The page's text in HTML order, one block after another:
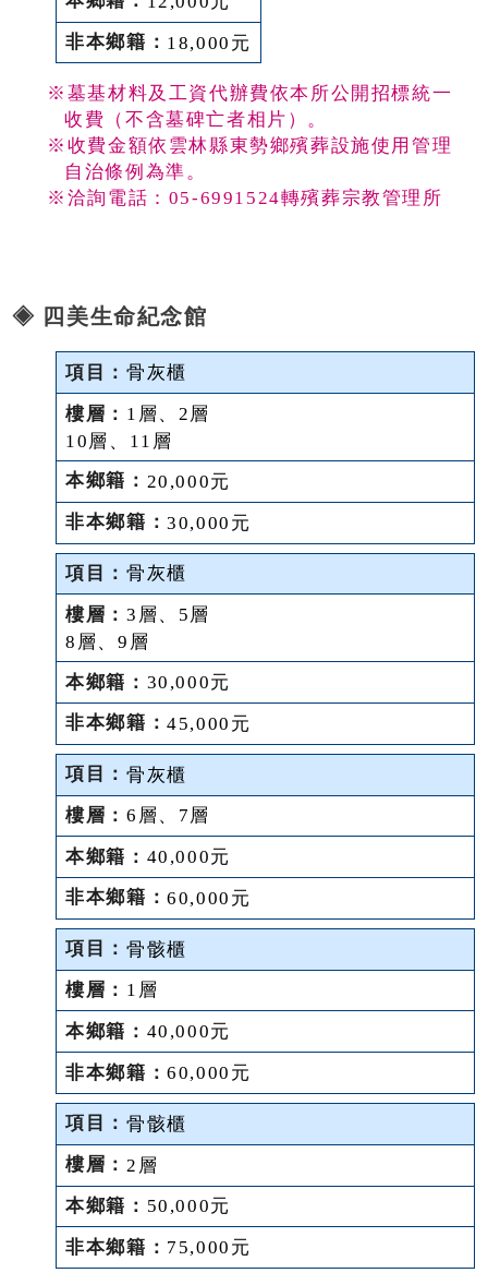
18,000元
※墓基材料及工資代辦費依本所公開招標統一
收費（不含墓碑亡者相片）。
※收費金額依雲林縣東勢鄉殯葬設施使用管理
自治條例為準。
※洽詢電話：05-6991524轉殯葬宗教管理所
◈ 四美生命紀念館
骨灰櫃
1層、2層
10層、11層
20,000元
30,000元
骨灰櫃
3層、5層
8層、9層
30,000元
45,000元
骨灰櫃
6層、7層
40,000元
60,000元
骨骸櫃
1層
40,000元
60,000元
骨骸櫃
2層
50,000元
75,000元